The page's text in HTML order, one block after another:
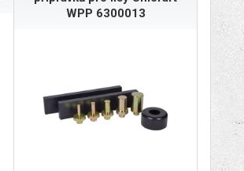
WPP 6300013